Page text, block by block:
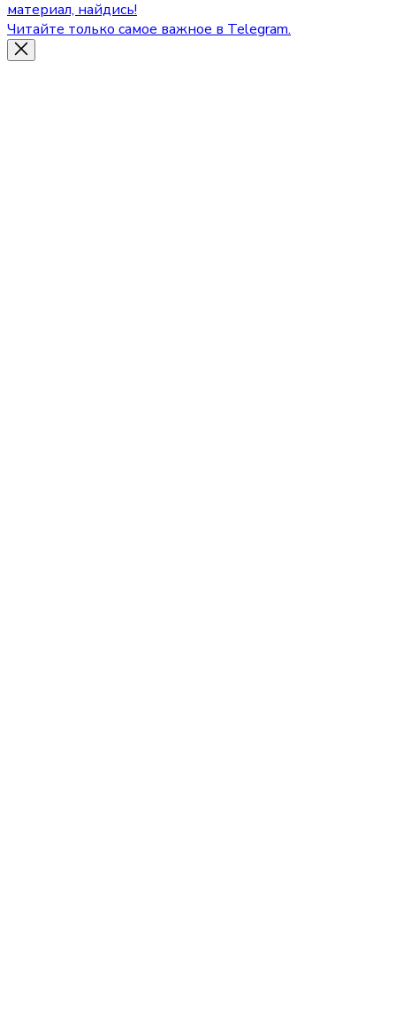
материал, найдись!
Читайте только самое важное в Telegram.